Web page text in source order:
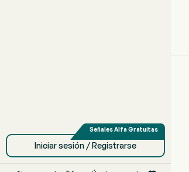
Iniciar sesión / Registrarse